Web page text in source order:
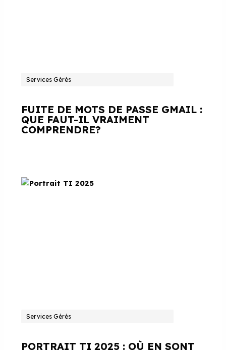
Services Gérés
FUITE DE MOTS DE PASSE GMAIL :
QUE FAUT-IL VRAIMENT
COMPRENDRE?
Services Gérés
PORTRAIT TI 2025 : OÙ EN SONT